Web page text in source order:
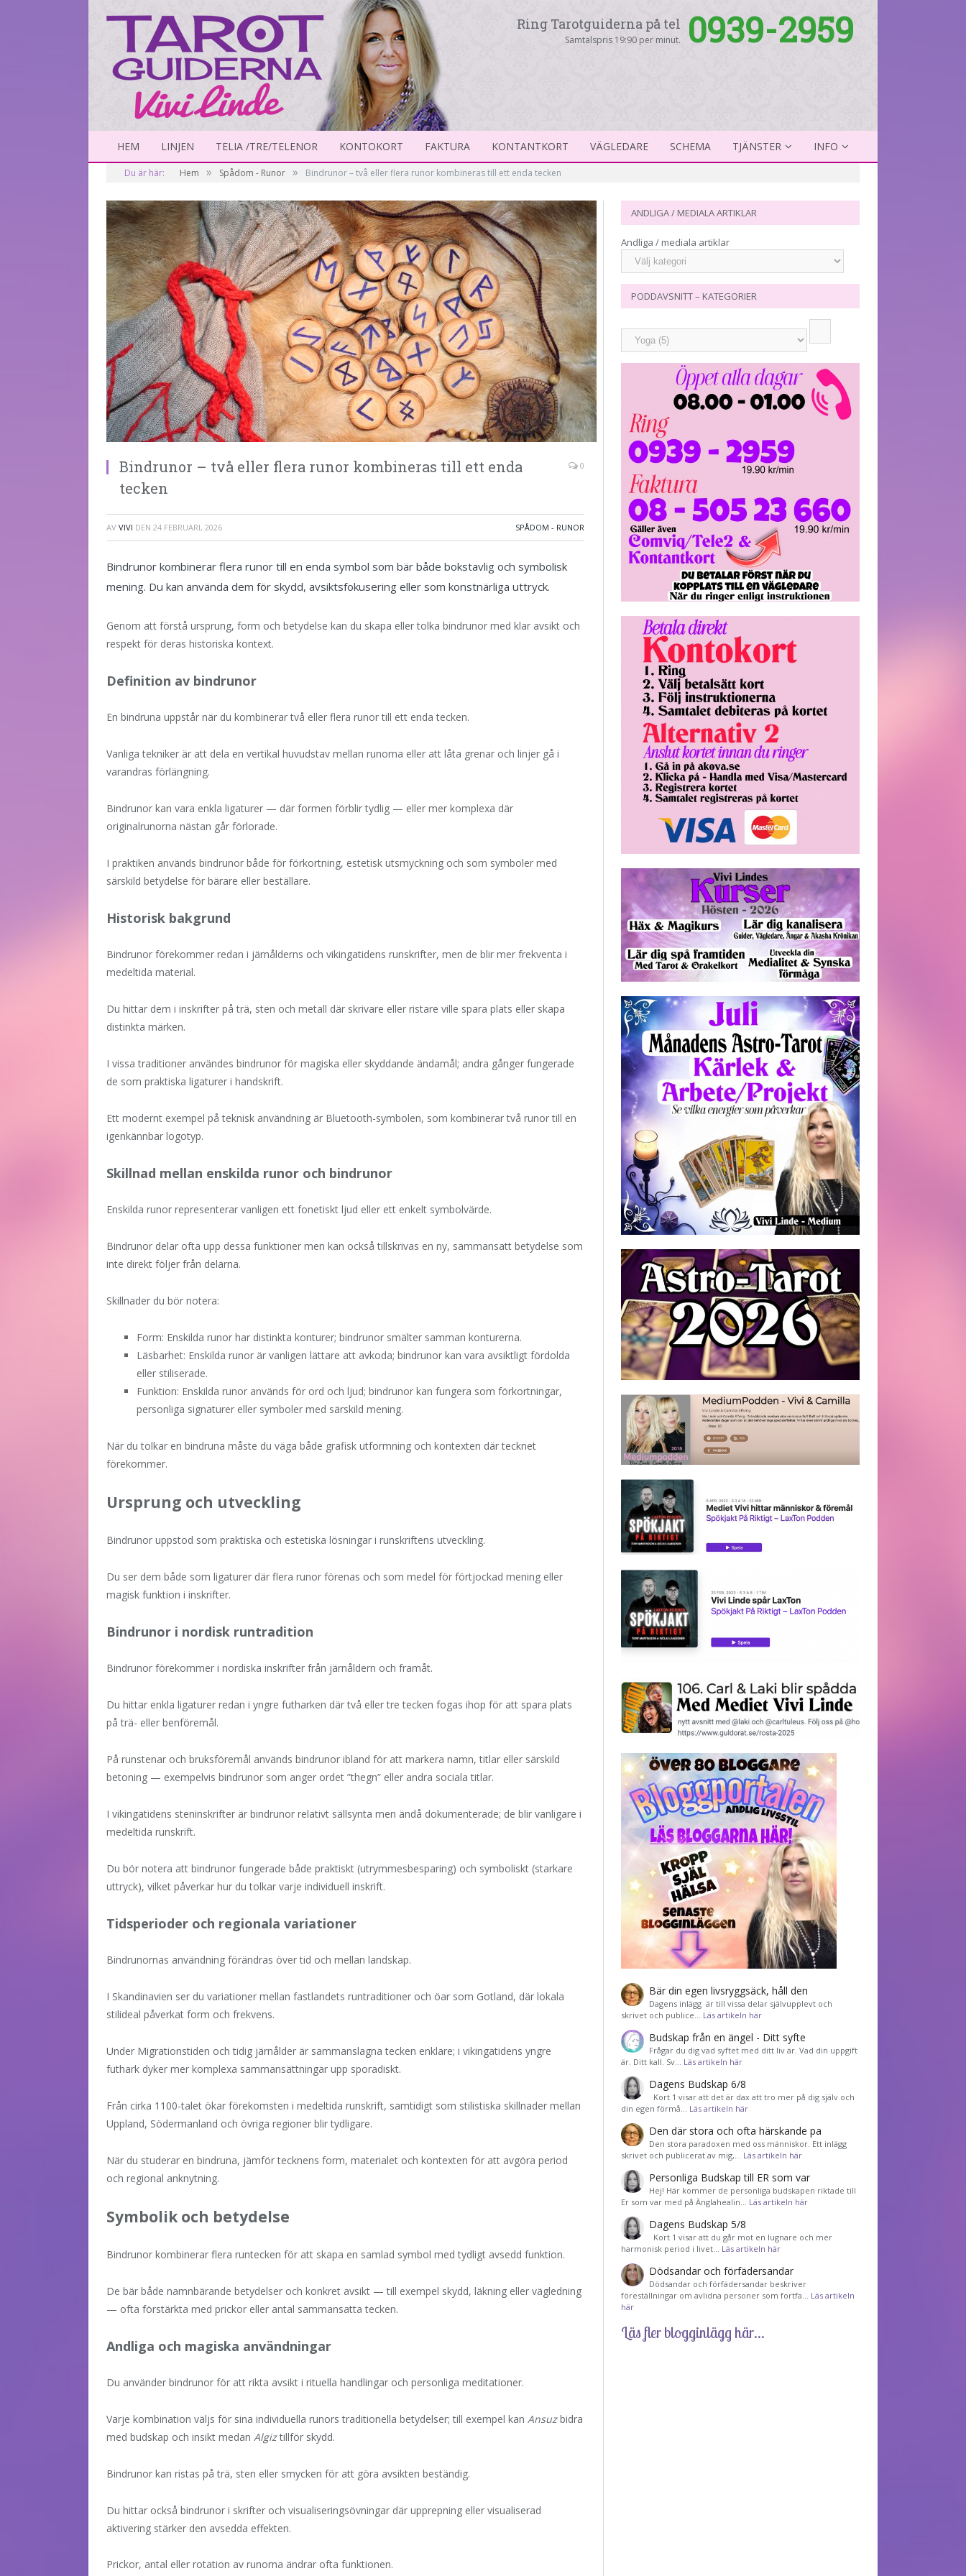
Ring Tarotguiderna på tel
Samtalspris 19:90 per minut. 0939-2959
HEM LINJEN TELIA /TRE/TELENOR KONTOKORT FAKTURA KONTANTKORT VÄGLEDARE SCHEMA TJÄNSTER INFO
Du är här: Hem » Spådom - Runor » Bindrunor – två eller flera runor kombineras till ett enda tecken
Bindrunor – två eller flera runor kombineras till ett enda
tecken
0
AV VIVI DEN 24 FEBRUARI, 2026 SPÅDOM - RUNOR
Bindrunor kombinerar flera runor till en enda symbol som bär både bokstavlig och symbolisk
mening. Du kan använda dem för skydd, avsiktsfokusering eller som konstnärliga uttryck.
Genom att förstå ursprung, form och betydelse kan du skapa eller tolka bindrunor med klar avsikt och
respekt för deras historiska kontext.
Definition av bindrunor
En bindruna uppstår när du kombinerar två eller flera runor till ett enda tecken.
Vanliga tekniker är att dela en vertikal huvudstav mellan runorna eller att låta grenar och linjer gå i
varandras förlängning.
Bindrunor kan vara enkla ligaturer — där formen förblir tydlig — eller mer komplexa där
originalrunorna nästan går förlorade.
I praktiken används bindrunor både för förkortning, estetisk utsmyckning och som symboler med
särskild betydelse för bärare eller beställare.
Historisk bakgrund
Bindrunor förekommer redan i järnålderns och vikingatidens runskrifter, men de blir mer frekventa i
medeltida material.
Du hittar dem i inskrifter på trä, sten och metall där skrivare eller ristare ville spara plats eller skapa
distinkta märken.
I vissa traditioner användes bindrunor för magiska eller skyddande ändamål; andra gånger fungerade
de som praktiska ligaturer i handskrift.
Ett modernt exempel på teknisk användning är Bluetooth-symbolen, som kombinerar två runor till en
igenkännbar logotyp.
Skillnad mellan enskilda runor och bindrunor
Enskilda runor representerar vanligen ett fonetiskt ljud eller ett enkelt symbolvärde.
Bindrunor delar ofta upp dessa funktioner men kan också tillskrivas en ny, sammansatt betydelse som
inte direkt följer från delarna.
Skillnader du bör notera:
Form: Enskilda runor har distinkta konturer; bindrunor smälter samman konturerna.
Läsbarhet: Enskilda runor är vanligen lättare att avkoda; bindrunor kan vara avsiktligt fördolda
eller stiliserade.
Funktion: Enskilda runor används för ord och ljud; bindrunor kan fungera som förkortningar,
personliga signaturer eller symboler med särskild mening.
När du tolkar en bindruna måste du väga både grafisk utformning och kontexten där tecknet
förekommer.
Ursprung och utveckling
Bindrunor uppstod som praktiska och estetiska lösningar i runskriftens utveckling.
Du ser dem både som ligaturer där flera runor förenas och som medel för förtjockad mening eller
magisk funktion i inskrifter.
Bindrunor i nordisk runtradition
Bindrunor förekommer i nordiska inskrifter från järnåldern och framåt.
Du hittar enkla ligaturer redan i yngre futharken där två eller tre tecken fogas ihop för att spara plats
på trä- eller benföremål.
På runstenar och bruksföremål används bindrunor ibland för att markera namn, titlar eller särskild
betoning — exempelvis bindrunor som anger ordet ”thegn” eller andra sociala titlar.
I vikingatidens steninskrifter är bindrunor relativt sällsynta men ändå dokumenterade; de blir vanligare i
medeltida runskrift.
Du bör notera att bindrunor fungerade både praktiskt (utrymmesbesparing) och symboliskt (starkare
uttryck), vilket påverkar hur du tolkar varje individuell inskrift.
Tidsperioder och regionala variationer
Bindrunornas användning förändras över tid och mellan landskap.
I Skandinavien ser du variationer mellan fastlandets runtraditioner och öar som Gotland, där lokala
stilideal påverkat form och frekvens.
Under Migrationstiden och tidig järnålder är sammanslagna tecken enklare; i vikingatidens yngre
futhark dyker mer komplexa sammansättningar upp sporadiskt.
Från cirka 1100-talet ökar förekomsten i medeltida runskrift, samtidigt som stilistiska skillnader mellan
Uppland, Södermanland och övriga regioner blir tydligare.
När du studerar en bindruna, jämför tecknens form, materialet och kontexten för att avgöra period
och regional anknytning.
Symbolik och betydelse
Bindrunor kombinerar flera runtecken för att skapa en samlad symbol med tydligt avsedd funktion.
De bär både namnbärande betydelser och konkret avsikt — till exempel skydd, läkning eller vägledning
— ofta förstärkta med prickor eller antal sammansatta tecken.
Andliga och magiska användningar
Du använder bindrunor för att rikta avsikt i rituella handlingar och personliga meditationer.
Varje kombination väljs för sina individuella runors traditionella betydelser; till exempel kan Ansuzbidra
med budskap och insikt medan Algiztillför skydd.
Bindrunor kan ristas på trä, sten eller smycken för att göra avsikten beständig.
Du hittar också bindrunor i skrifter och visualiseringsövningar där upprepning eller visualiserad
aktivering stärker den avsedda effekten.
Prickor, antal eller rotation av runorna ändrar ofta funktionen.
ANDLIGA / MEDIALA ARTIKLAR
Andliga / mediala artiklar
PODDAVSNITT – KATEGORIER
Bär din egen livsryggsäck, håll den
Dagens inlägg är till vissa delar självupplevt och
skrivet och publice… Läs artikeln här
Budskap från en ängel - Ditt syfte
Frågar du dig vad syftet med ditt liv är. Vad din uppgift
är. Ditt kall. Sv… Läs artikeln här
Dagens Budskap 6/8
Kort 1 visar att det är dax att tro mer på dig själv och
din egen förmå… Läs artikeln här
Den där stora och ofta härskande pa
Den stora paradoxen med oss människor. Ett inlägg
skrivet och publicerat av mig,… Läs artikeln här
Personliga Budskap till ER som var
Hej! Här kommer de personliga budskapen riktade till
Er som var med på Änglahealin… Läs artikeln här
Dagens Budskap 5/8
Kort 1 visar att du går mot en lugnare och mer
harmonisk period i livet… Läs artikeln här
Dödsandar och förfädersandar
Dödsandar och förfädersandar beskriver
föreställningar om avlidna personer som fortfa… Läs artikeln
här
Läs fler blogginlägg här...